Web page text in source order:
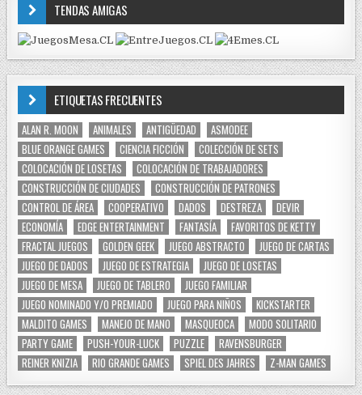
TENDAS AMIGAS
ETIQUETAS FRECUENTES
ALAN R. MOON ANIMALES ANTIGÜEDAD
ASMODEE
BLUE ORANGE GAMES
CIENCIA FICCIÓN
COLECCIÓN DE SETS
COLOCACIÓN DE LOSETAS
COLOCACIÓN DE TRABAJADORES
CONSTRUCCIÓN DE CIUDADES
CONSTRUCCIÓN DE PATRONES
CONTROL DE ÁREA
COOPERATIVO DADOS DESTREZA
DEVIR
ECONOMÍA
EDGE ENTERTAINMENT FANTASÍA
FAVORITOS DE KETTY
FRACTAL JUEGOS
GOLDEN GEEK JUEGO ABSTRACTO
JUEGO DE CARTAS
JUEGO DE DADOS
JUEGO DE ESTRATEGIA
JUEGO DE LOSETAS
JUEGO DE MESA
JUEGO DE TABLERO
JUEGO FAMILIAR
JUEGO NOMINADO Y/O PREMIADO
JUEGO PARA NIÑOS
KICKSTARTER
MALDITO GAMES
MANEJO DE MANO MASQUEOCA
MODO SOLITARIO
PARTY GAME
PUSH-YOUR-LUCK PUZZLE
RAVENSBURGER
REINER KNIZIA
RIO GRANDE GAMES SPIEL DES JAHRES Z-MAN GAMES